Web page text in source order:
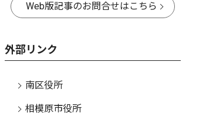
Web版記事のお問合せはこちら
外部リンク
南区役所
相模原市役所